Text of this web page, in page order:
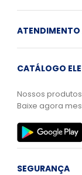
ATENDIMENTO
CATÁLOGO
Nossos
Baixe agora
SEGURANÇA